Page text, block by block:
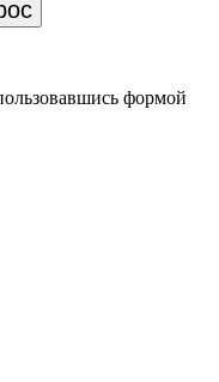
формой